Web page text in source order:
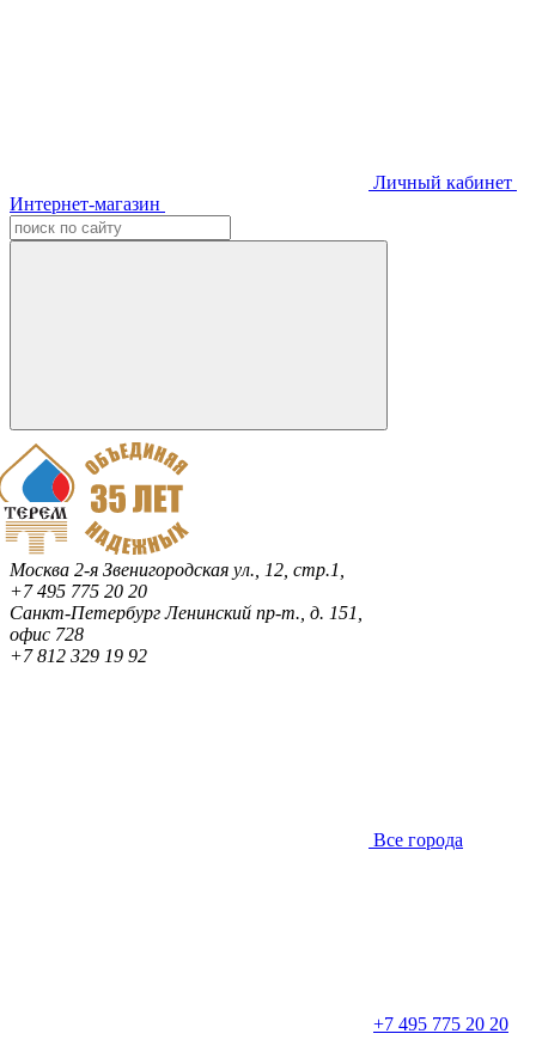
Личный кабинет
Интернет-магазин
Москва 2-я Звенигородская ул., 12, стр.1,
+7 495 775 20 20
Санкт-ПетербургЛенинский пр-т., д. 151,
офис 728
+7 812 329 19 92
Все города
+7 495 775 20 20